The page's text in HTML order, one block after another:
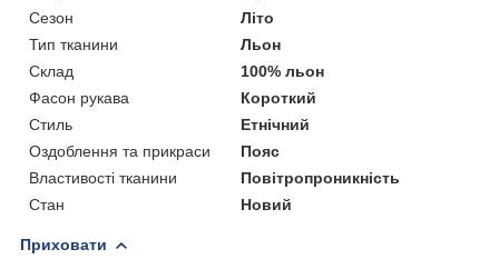
Сезон
Літо
Тип тканини
Льон
Склад
100% льон
Фасон рукава
Короткий
Стиль
Етнічний
Оздоблення та прикраси
Пояс
Властивості тканини
Повітропроникність
Стан
Новий
Приховати